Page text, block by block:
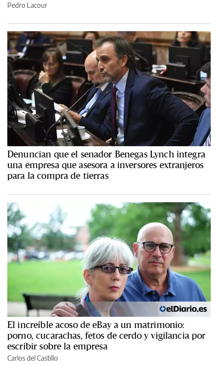
Pedro Lacour
Denuncian que el senador Benegas Lynch integra
una empresa que asesora a inversores extranjeros
para la compra de tierras
El increíble acoso de eBay a un matrimonio:
porno, cucarachas, fetos de cerdo y vigilancia por
escribir sobre la empresa
Carlos del Castillo